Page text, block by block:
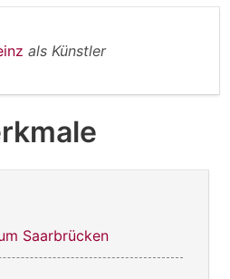
als Künstler
Saarbrücken